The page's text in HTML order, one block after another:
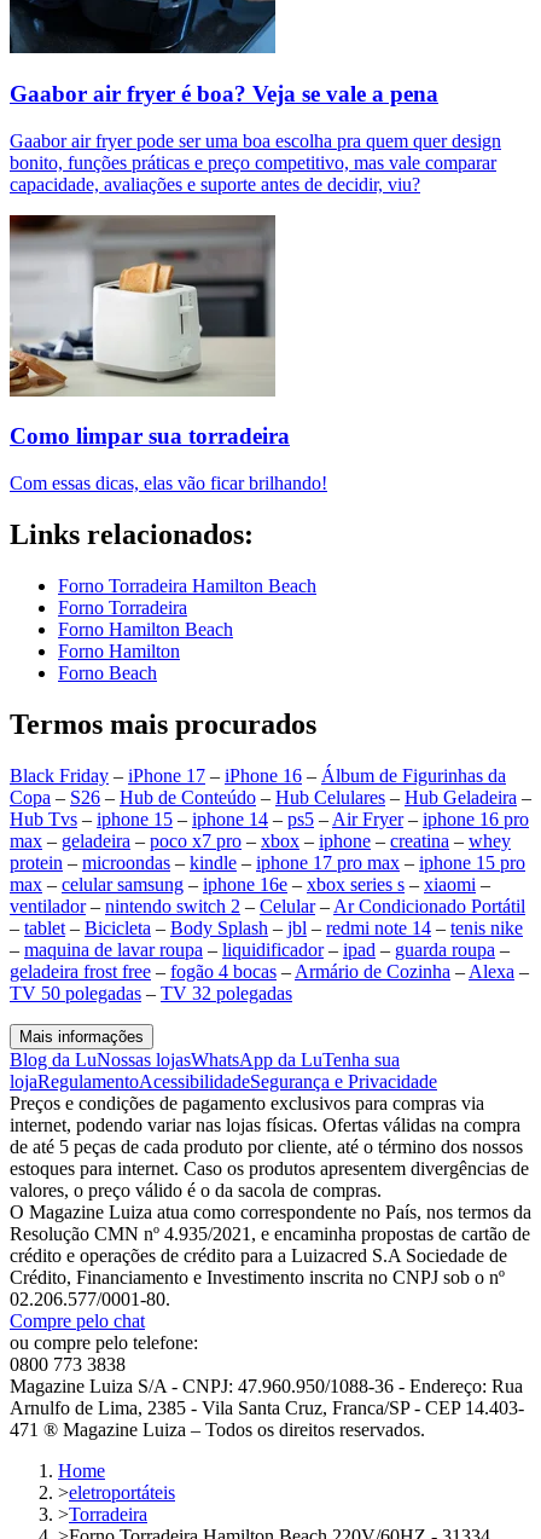
Gaabor air fryer é boa? Veja se vale a pena
Gaabor air fryer pode ser uma boa escolha pra quem quer design
bonito, funções práticas e preço competitivo, mas vale comparar
capacidade, avaliações e suporte antes de decidir, viu?
Como limpar sua torradeira
Com essas dicas, elas vão ficar brilhando!
Links relacionados:
Forno Torradeira Hamilton Beach
Forno Torradeira
Forno Hamilton Beach
Forno Hamilton
Forno Beach
Termos mais procurados
Black Friday – iPhone 17 – iPhone 16 – Álbum de Figurinhas da
Copa – S26 – Hub de Conteúdo – Hub Celulares – Hub Geladeira –
Hub Tvs – iphone 15 – iphone 14 – ps5 – Air Fryer– iphone 16 pro
max – geladeira – poco x7 pro – xbox – iphone – creatina – whey
protein – microondas – kindle – iphone 17 pro max – iphone 15 pro
max – celular samsung – iphone 16e – xbox series s – xiaomi –
ventilador– nintendo switch 2 – Celular– Ar Condicionado Portátil
– tablet – Bicicleta – Body Splash – jbl – redmi note 14 – tenis nike
– maquina de lavar roupa – liquidificador– ipad – guarda roupa –
geladeira frost free – fogão 4 bocas – Armário de Cozinha – Alexa –
TV 50 polegadas – TV 32 polegadas
Mais informações
Blog da LuNossas lojasWhatsApp da LuTenha sua
lojaRegulamentoAcessibilidadeSegurança e Privacidade
Preços e condições de pagamento exclusivos para compras via
internet, podendo variar nas lojas físicas. Ofertas válidas na compra
de até 5 peças de cada produto por cliente, até o término dos nossos
estoques para internet. Caso os produtos apresentem divergências de
valores, o preço válido é o da sacola de compras.
O Magazine Luiza atua como correspondente no País, nos termos da
Resolução CMN nº 4.935/2021, e encaminha propostas de cartão de
crédito e operações de crédito para a Luizacred S.A Sociedade de
Crédito, Financiamento e Investimento inscrita no CNPJ sob o nº
02.206.577/0001-80.
Compre pelo chat
ou compre pelo telefone:
0800 773 3838
Magazine Luiza S/A - CNPJ: 47.960.950/1088-36 - Endereço: Rua
Arnulfo de Lima, 2385 - Vila Santa Cruz, Franca/SP - CEP 14.403-
471 ® Magazine Luiza – Todos os direitos reservados.
Home
>eletroportáteis
>Torradeira